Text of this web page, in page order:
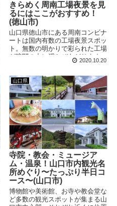
きらめく周南工場夜景を見
るにはここがおすすめ！
(徳山市)
山口県徳山市にある周南コンビナ
ートは国内有数の工場夜景スポッ
ト。無数の明かりで彩られた工場
が暗闇の中に浮かびあがります。
多くの鑑賞スポットがある中で、
ました。
2020.10.20
山口県
寺院・教会・ミュージア
ム・温泉！山口市内観光名
所めぐり〜たっぷり半日コ
ース〜(山口市)
博物館や美術館、お寺や教会堂な
ど多数の観光スポットが集まる山